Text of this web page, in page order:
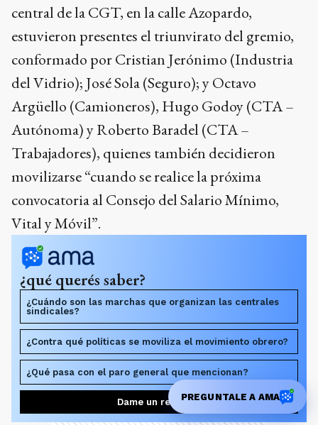
central de la CGT, en la calle Azopardo,
estuvieron presentes el triunvirato del gremio,
conformado por Cristian Jerónimo (Industria
del Vidrio); José Sola (Seguro); y Octavo
Argüello (Camioneros), Hugo Godoy (CTA –
Autónoma) y Roberto Baradel (CTA –
Trabajadores), quienes también decidieron
movilizarse “cuando se realice la próxima
convocatoria al Consejo del Salario Mínimo,
Vital y Móvil”.
¿qué querés saber?
¿Cuándo son las marchas que organizan las centrales
sindicales?
¿Contra qué políticas se moviliza el movimiento obrero?
¿Qué pasa con el paro general que mencionan?
Dame un resumenPREGUNTALE A AMA